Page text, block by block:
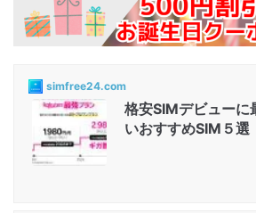
simfree24.com
格安SIMデビューに
いおすすめSIM５選